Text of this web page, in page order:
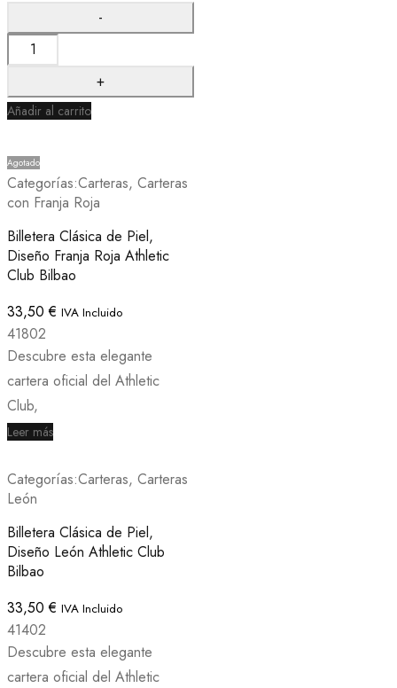
Añadir al carrito
Agotado
Categorías:Carteras, Carteras
con Franja Roja
Billetera Clásica de Piel,
Diseño Franja Roja Athletic
Club Bilbao
33,50€ IVA Incluido
41802
Descubre esta elegante
cartera oficial del Athletic
Club,
Leer más
Categorías:Carteras, Carteras
León
Billetera Clásica de Piel,
Diseño León Athletic Club
Bilbao
33,50€ IVA Incluido
41402
Descubre esta elegante
cartera oficial del Athletic